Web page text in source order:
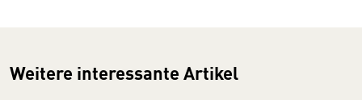
Weitere interessante Artikel